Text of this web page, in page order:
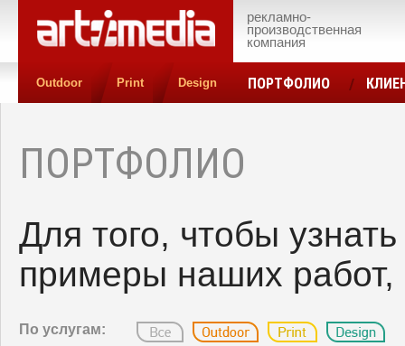
рекламно-
производственная
компания
Outdoor Print Design ПОРТФОЛИО
ПОРТФОЛИО
Для того, чтобы
примеры наших работ,
По услугам: